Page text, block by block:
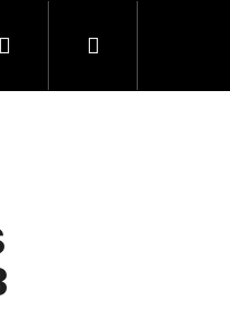
PřihlášeníNákupní